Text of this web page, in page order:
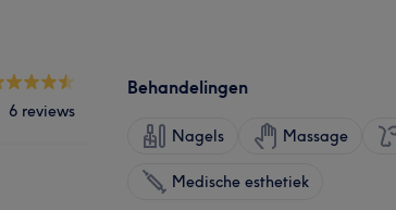
6 reviews
Behandelingen
Nagels Massage
Medische esthetiek